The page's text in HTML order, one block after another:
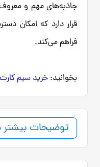
جاذبه‌های مهم و
قرار دارد که امکان
فراهم می‌کند.
بخوانید: خرید سیم کارت
توضیحات بیشتر